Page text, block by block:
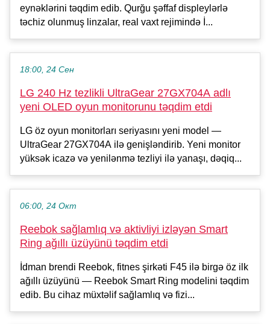
eynəklərini təqdim edib. Qurğu şəffaf displeylərlə
təchiz olunmuş linzalar, real vaxt rejimində İ...
18:00, 24 Сен
LG 240 Hz tezlikli UltraGear 27GX704A adlı
yeni OLED oyun monitorunu təqdim etdi
LG öz oyun monitorları seriyasını yeni model —
UltraGear 27GX704A ilə genişləndirib. Yeni monitor
yüksək icazə və yenilənmə tezliyi ilə yanaşı, dəqiq...
06:00, 24 Окт
Reebok sağlamlıq və aktivliyi izləyən Smart
Ring ağıllı üzüyünü təqdim etdi
İdman brendi Reebok, fitnes şirkəti F45 ilə birgə öz ilk
ağıllı üzüyünü — Reebok Smart Ring modelini təqdim
edib. Bu cihaz müxtəlif sağlamlıq və fizi...